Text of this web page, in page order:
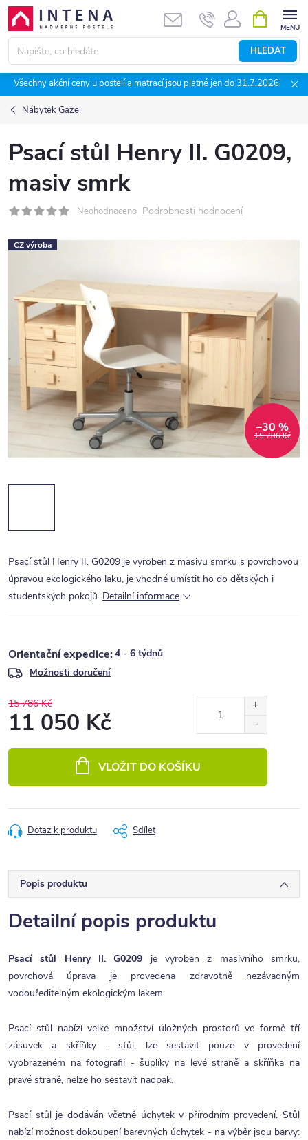
Přejít
obsah
HLEDAT
NÁKUPNÍ
KOŠÍK
Všechny akční ceny u postelí a matrací jsou platné jen do 31.7.2026!
Nábytek Gazel
Psací stůl Henry II. G0209,
masiv smrk
Neohodnoceno Podrobnosti hodnocení
CZ výroba
15 786 Kč
–30 %
Psací stůl Henry II. G0209 je vyroben z masivu smrku s povrchovou
úpravou ekologického laku, je vhodné umístit ho do dětských i
studentských pokojů. Detailní informace
4 - 6 týdnů
Možnosti doručení
15 786 Kč
11 050 Kč
VLOŽIT DO KOŠÍKU
Dotaz k produktu Sdílet
Popis produktu
Detailní popis produktu
Psací stůl Henry II. G0209 je vyroben z masivního smrku,
povrchová úprava je provedena zdravotně nezávadným
vodouředitelným ekologickým lakem.
Psací stůl nabízí velké množství úložných prostorů ve formě tří
zásuvek a skříňky - stůl, lze sestavit pouze v provedení
vyobrazeném na fotografii - šuplíky na levé straně a skříňka na
pravé straně, nelze ho sestavit naopak.
Psací stůl je dodáván včetně úchytek v přírodním provedení. Stůl
nabízí možnost dokoupení barevných úchytek - na výběr jsou barvy: